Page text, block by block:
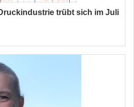
trübt sich im Juli